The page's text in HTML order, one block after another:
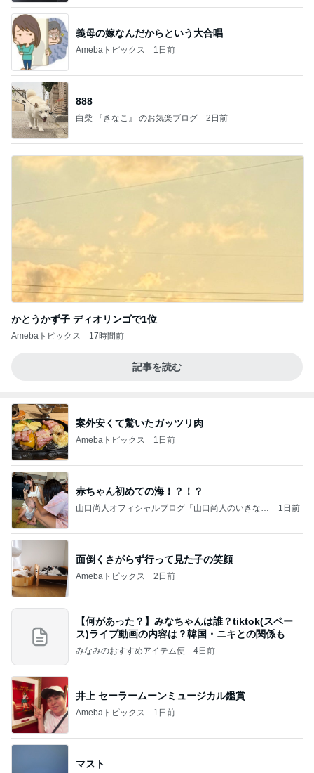
義母の嫁なんだからという大合唱
Amebaトピックス 1日前
888
白柴 『きなこ』 のお気楽ブログ 2日前
かとうかず子 ディオリンゴで1位
Amebaトピックス 17時間前
記事を読む
案外安くて驚いたガッツリ肉
Amebaトピックス 1日前
赤ちゃん初めての海！？！？
山口尚人オフィシャルブログ「山口尚人のいきなり
1日前
面倒くさがらず行って見た子の笑顔
Amebaトピックス 2日前
【何があった？】みなちゃんは誰？tiktok(スペー
ス)ライブ動画の内容は？韓国・ニキとの関係も
みなみのおすすめアイテム便 4日前
井上 セーラームーンミュージカル鑑賞
Amebaトピックス 1日前
マスト